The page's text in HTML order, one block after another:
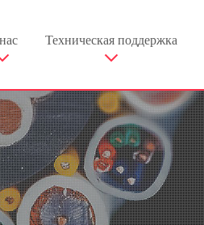
Техническая поддержка